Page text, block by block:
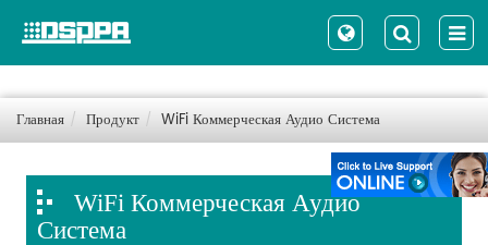
Главная Продукт WiFi Коммерческая Аудио Система
WiFi Коммерческая Аудио
Система